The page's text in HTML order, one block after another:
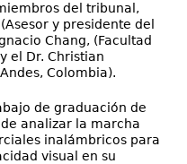
del tribunal,
y presidente del
Chang, (Facultad
el Dr. Christian
Colombia).
de graduación de
analizar la marcha
inalámbricos para
visual en su